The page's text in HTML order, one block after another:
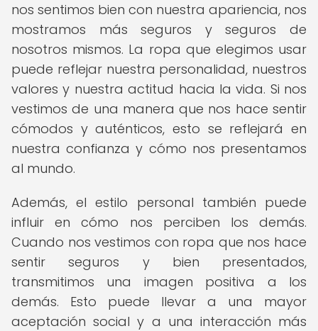
nos sentimos bien con nuestra apariencia, nos
mostramos más seguros y seguros de
nosotros mismos. La ropa que elegimos usar
puede reflejar nuestra personalidad, nuestros
valores y nuestra actitud hacia la vida. Si nos
vestimos de una manera que nos hace sentir
cómodos y auténticos, esto se reflejará en
nuestra confianza y cómo nos presentamos
al mundo.
Además, el estilo personal también puede
influir en cómo nos perciben los demás.
Cuando nos vestimos con ropa que nos hace
sentir seguros y bien presentados,
transmitimos una imagen positiva a los
demás. Esto puede llevar a una mayor
aceptación social y a una interacción más